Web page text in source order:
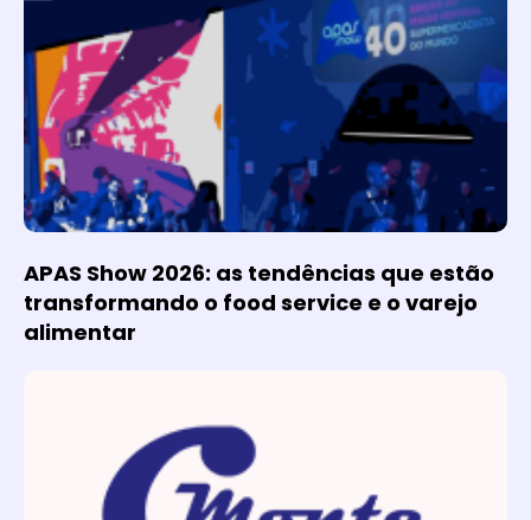
APAS Show 2026: as tendências que estão
transformando o food service e o varejo
alimentar